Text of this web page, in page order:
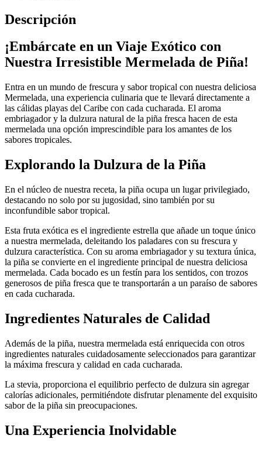
Descripción
¡Embárcate en un Viaje Exótico con
Nuestra Irresistible Mermelada de Piña!
Entra en un mundo de frescura y sabor tropical con nuestra deliciosa
Mermelada, una experiencia culinaria que te llevará directamente a
las cálidas playas del Caribe con cada cucharada. El aroma
embriagador y la dulzura natural de la piña fresca hacen de esta
mermelada una opción imprescindible para los amantes de los
sabores tropicales.
Explorando la Dulzura de la Piña
En el núcleo de nuestra receta, la piña ocupa un lugar privilegiado,
destacando no solo por su jugosidad, sino también por su
inconfundible sabor tropical.
Esta fruta exótica es el ingrediente estrella que añade un toque único
a nuestra mermelada, deleitando los paladares con su frescura y
dulzura característica. Con su aroma embriagador y su textura única,
la piña se convierte en el ingrediente principal de nuestra deliciosa
mermelada. Cada bocado es un festín para los sentidos, con trozos
generosos de piña fresca que te transportarán a un paraíso de sabores
en cada cucharada.
Ingredientes Naturales de Calidad
Además de la piña, nuestra mermelada está enriquecida con otros
ingredientes naturales cuidadosamente seleccionados para garantizar
la máxima frescura y calidad en cada cucharada.
La stevia, proporciona el equilibrio perfecto de dulzura sin agregar
calorías adicionales, permitiéndote disfrutar plenamente del exquisito
sabor de la piña sin preocupaciones.
Una Experiencia Inolvidable